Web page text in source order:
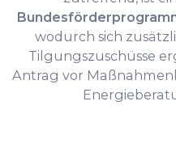
wodurch sich
Tilgungszuschüsse
Antrag vor